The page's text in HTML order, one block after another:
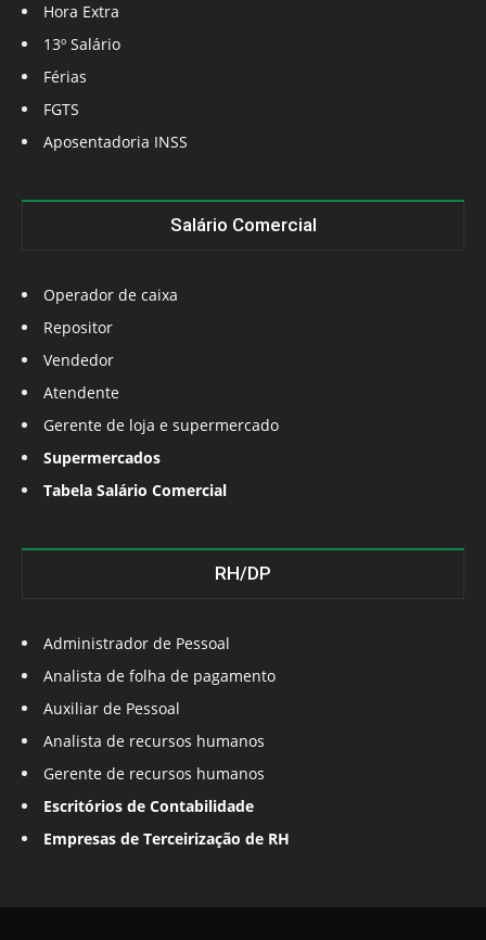
Hora Extra
13º Salário
Férias
FGTS
Aposentadoria INSS
Salário Comercial
Operador de caixa
Repositor
Vendedor
Atendente
Gerente de loja e supermercado
Supermercados
Tabela Salário Comercial
RH/DP
Administrador de Pessoal
Analista de folha de pagamento
Auxiliar de Pessoal
Analista de recursos humanos
Gerente de recursos humanos
Escritórios de Contabilidade
Empresas de Terceirização de RH